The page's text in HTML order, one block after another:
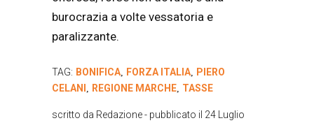
burocrazia a volte vessatoria e
paralizzante.
TAG: BONIFICA FORZA ITALIA
PIERO
CELANI
REGIONE MARCHE TASSE
scritto da Redazione- pubblicato il 24 Luglio